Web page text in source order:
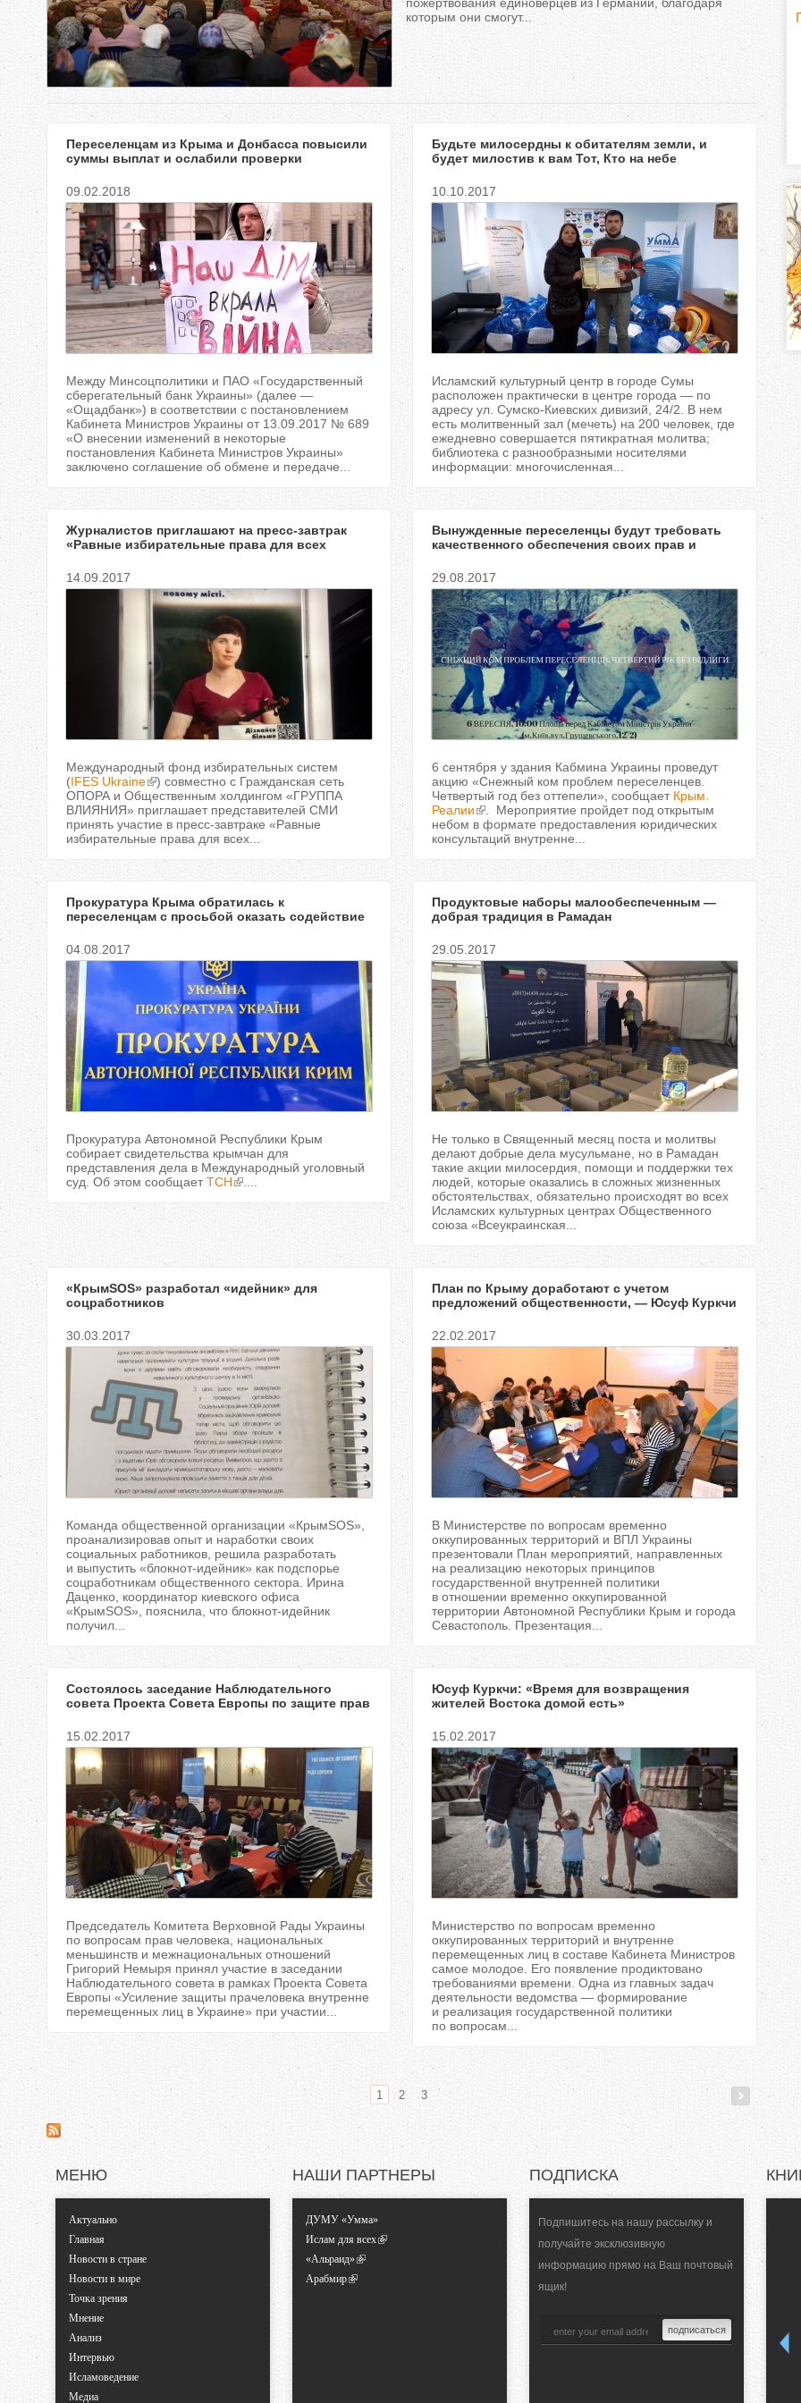
е
с
которым они смогут...
Переселенцам из Крыма и Донбасса повысили
суммы выплат и ослабили проверки
09.02.2018
Между Минсоцполитики и ПАО «Государственный
сберегательный банк Украины» (далее —
«Ощадбанк») в соответствии с постановлением
Кабинета Министров Украины от 13.09.2017 № 689
«О внесении изменений в некоторые
постановления Кабинета Министров Украины»
заключено соглашение об обмене и передаче...
Будьте милосердны к обитателям земли, и
будет милостив к вам Тот, Кто на небе
10.10.2017
Исламский культурный центр в городе Сумы
расположен практически в центре города — по
адресу ул. Сумско-Киевских дивизий, 24/2. В нем
есть молитвенный зал (мечеть) на 200 человек, где
ежедневно совершается пятикратная молитва;
библиотека с разнообразными носителями
информации: многочисленная...
Журналистов приглашают на пресс-завтрак
«Равные избирательные права для всех
14.09.2017
Международный фонд избирательных систем
(IFES Ukraine
) совместно с Гражданская сеть
ОПОРА и Общественным холдингом «ГРУППА
ВЛИЯНИЯ» приглашает представителей СМИ
принять участие в пресс-завтраке «Равные
избирательные права для всех...
Вынужденные переселенцы будут требовать
качественного обеспечения своих прав и
29.08.2017
6 сентября у здания Кабмина Украины проведут
акцию «Снежный ком проблем переселенцев.
Четвертый год без оттепели», сообщает Крым.
Реалии
. Мероприятие пройдет под открытым
небом в формате предоставления юридических
консультаций внутренне...
Прокуратура Крыма обратилась к
переселенцам с просьбой оказать содействие
их имущества
04.08.2017
Прокуратура Автономной Республики Крым
собирает свидетельства крымчан для
представления дела в Международный уголовный
суд. Об этом сообщаетТСН
Продуктовые наборы малообеспеченным —
добрая традиция в Рамадан
29.05.2017
Не только в Священный месяц поста и молитвы
делают добрые дела мусульмане, но в Рамадан
такие акции милосердия, помощи и поддержки тех
людей, которые оказались в сложных жизненных
обстоятельствах, обязательно происходят во всех
Исламских культурных центрах Общественного
союза «Всеукраинская...
«КрымSOS» разработал «идейник» для
соцработников
30.03.2017
Команда общественной организации «КрымSOS»,
проанализировав опыт и наработки своих
социальных работников, решила разработать
и выпустить «блокнот-идейник» как подспорье
соцработникам общественного сектора. Ирина
Даценко, координатор киевского офиса
«КрымSOS», пояснила, что блокнот-идейник
получил...
План по Крыму доработают с учетом
предложений общественности, — Юсуф Куркчи
22.02.2017
В Министерстве по вопросам временно
оккупированных территорий и ВПЛ Украины
презентовали План мероприятий, направленных
на реализацию некоторых принципов
государственной внутренней политики
в отношении временно оккупированной
территории Автономной Республики Крым и города
Севастополь. Презентация...
Состоялось заседание Наблюдательного
совета Проекта Совета Европы по защите прав
15.02.2017
Председатель Комитета Верховной Рады Украины
по вопросам прав человека, национальных
меньшинств и межнациональных отношений
Григорий Немыря принял участие в заседании
Наблюдательного совета в рамках Проекта Совета
Европы «Усиление защиты прачеловека внутренне
перемещенных лиц в Украине» при участии...
Юсуф Куркчи: «Время для возвращения
жителей Востока домой есть»
15.02.2017
Министерство по вопросам временно
оккупированных территорий и внутренне
перемещенных лиц в составе Кабинета Министров
самое молодое. Его появление продиктовано
требованиями времени. Одна из главных задач
деятельности ведомства — формирование
и реализация государственной политики
по вопросам...
С
р
а
1 2 3
з
о
н
т
а
ь
е
а
к
к
к
)
МЕНЮ
Актуально
Главная
Новости в стране
Новости в мире
Точка зрения
Мнение
Анализ
Интервью
Исламоведение
Медиа
НАШИ ПАРТНЕРЫ
ДУМУ «Умма»
Ислам для всех
«Альраид»
Арабмир
ПОДПИСКА
Подпишитесь на нашу рассылку и
получайте эксклюзивную
информацию прямо на Ваш почтовый
ящик!